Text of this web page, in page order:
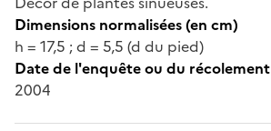
Dimensions normalisées (en cm)
h = 17,5 ; d = 5,5 (d du pied)
Date de l'enquête ou du récolement
2004